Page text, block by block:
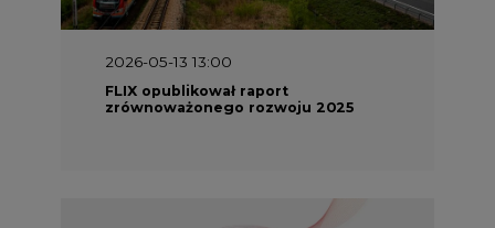
2026-05-11 10:30
Emitel prezentuje Raport ESG za
2025 rok